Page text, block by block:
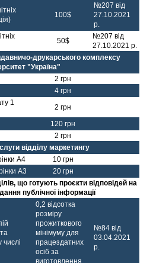
100$
№207 від
27.10.2021
р.
50$
№207 від
27.10.2021 р.
друкарського комплексу
"Україна"
2 грн
4 грн
1
2 грн
120 грн
2 грн
відділу маркетингу
А4
10 грн
А3
20 грн
що готують проєкти відповідей на
публічної інформації
0,2 відсотка
розміру
прожиткового
мінімуму для
працездатних
осіб за
виготовлення
№84 від
03.04.2021
р.